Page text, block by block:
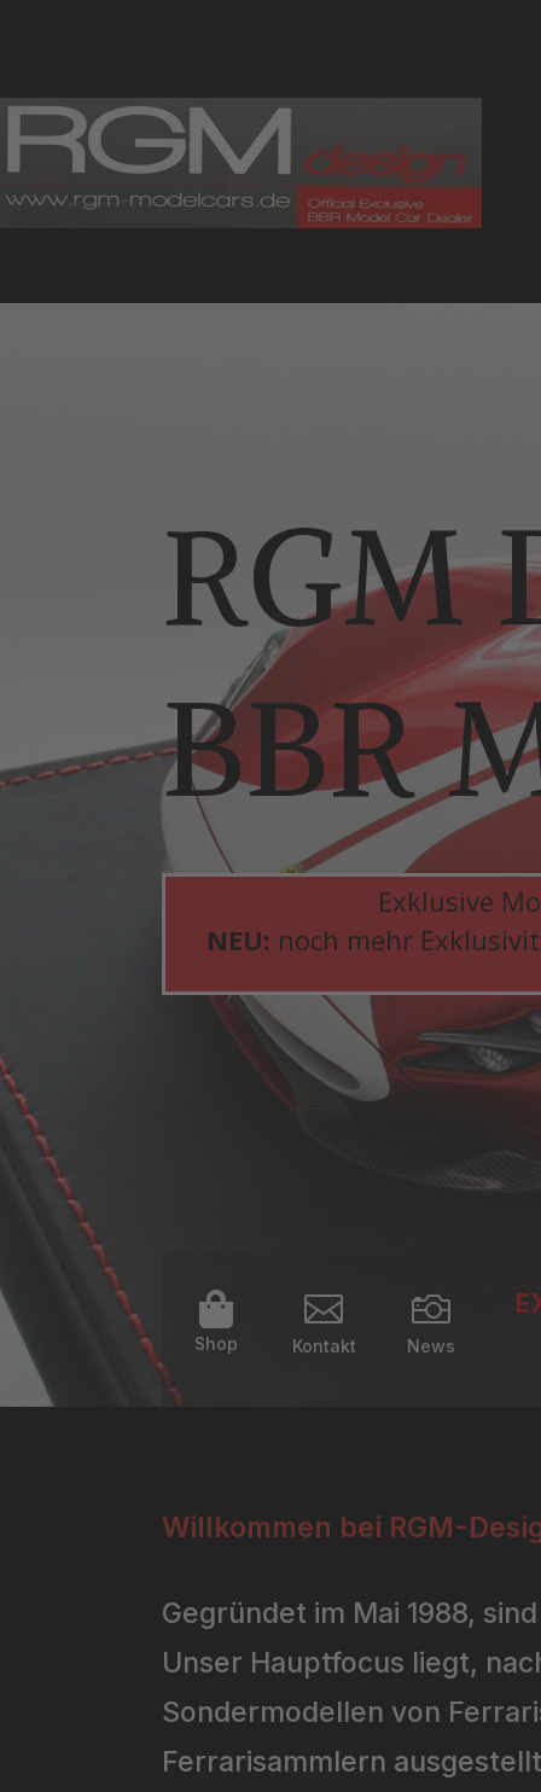
RGM
BBR
Exklusive
NEU: noch mehr

Shop

Kontakt

News
Willkommen bei RGM-
Gegründet im Mai 1988,
Unser Hauptfocus liegt,
Sondermodellen von
Ferrarisammlern